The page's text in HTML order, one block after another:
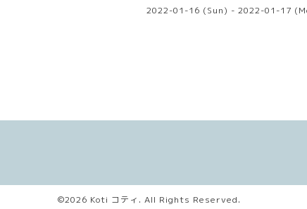
2022-01-16 (Sun) - 2022-01-17
©2026 Koti コティ . All Rights Reserved.